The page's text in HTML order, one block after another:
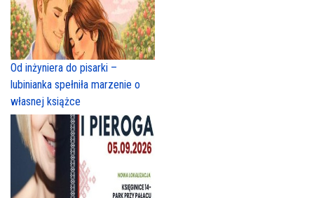
Od inżyniera do pisarki –
lubinianka spełniła marzenie o
własnej książce